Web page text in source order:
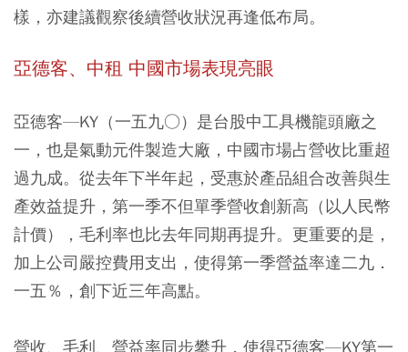
樣，亦建議觀察後續營收狀況再逢低布局。
亞德客、中租 中國市場表現亮眼
亞德客—KY（一五九○）是台股中工具機龍頭廠之
一，也是氣動元件製造大廠，中國市場占營收比重超
過九成。從去年下半年起，受惠於產品組合改善與生
產效益提升，第一季不但單季營收創新高（以人民幣
計價），毛利率也比去年同期再提升。更重要的是，
加上公司嚴控費用支出，使得第一季營益率達二九．
一五％，創下近三年高點。
營收、毛利、營益率同步攀升，使得亞德客—KY第一